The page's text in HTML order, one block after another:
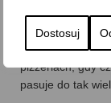
Dostosuj
Jędrna,
kwaśnej
tymi, które
pizzeriach, gdy
pasuje do tak